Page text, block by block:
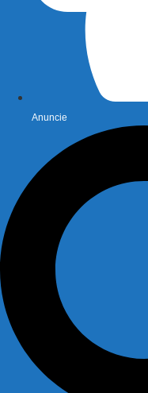
Anuncie